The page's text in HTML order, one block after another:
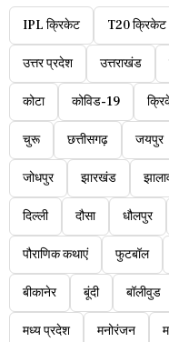
IPL क्रिकेट T20 क्रिकेट
उत्तर प्रदेश उत्तराखंड
कोटा कोविड-19
चुरू छत्तीसगढ़ जयपुर
जोधपुर झारखंड
दिल्ली दौसा धौलपुर
पौराणिक कथाएं फुटबॉल
बीकानेर बूंदी बॉलीवुड
मध्य प्रदेश मनोरंजन